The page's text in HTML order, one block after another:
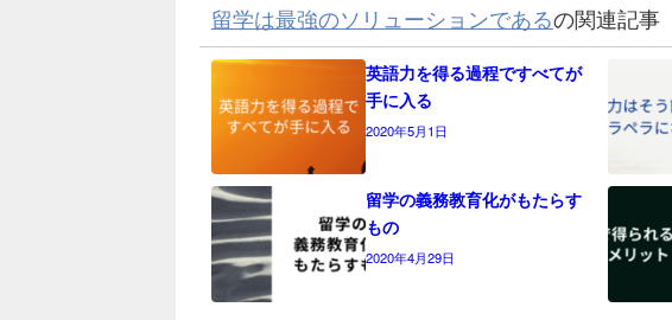
留学は最強のソリューションであるの関連記事
英語力を得る過程ですべてが
手に入る
2020年5月1日
留学の義務教育化がもたらす
もの
2020年4月29日